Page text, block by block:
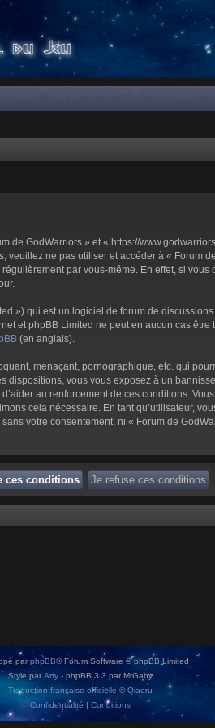
de GodWarriors » et « https://
ne pas utiliser et accéder à « Forum
par vous-même. En effet, si
») qui est un logiciel de forum de
et phpBB Limited ne peut en aucun cas
(en anglais).
menaçant, pornographique, etc. qui
vous vous exposez à un
au renforcement de ces conditions.
cela nécessaire. En tant qu’utilisateur,
votre consentement, ni « Forum de
parphpBB® Forum Software © phpBB Limited
Style par Arty - phpBB 3.3 par MrGaby
Traduction française officielle ©Qiaeru
Confidentialité | Conditions